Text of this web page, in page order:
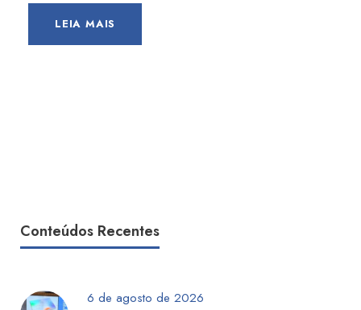
LEIA MAIS
Conteúdos Recentes
6 de agosto de 2026